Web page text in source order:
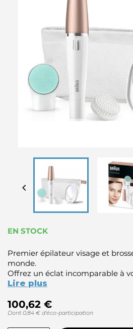

EN STOCK
Premier épilateur visage et
monde.
Offrez un éclat incomparable à
Lire plus
100,62 €
Dont 0,84 € d'éco-participation